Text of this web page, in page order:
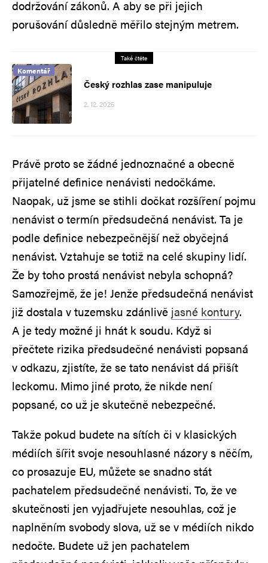
dodržování zákonů. A aby se při jejich
porušování důsledně měřilo stejným metrem.
Také čtěte
Komentář
Český rozhlas zase manipuluje
2. 12. 2025
Právě proto se žádné jednoznačné a obecně
přijatelné definice nenávisti nedočkáme.
Naopak, už jsme se stihli dočkat rozšíření pojmu
nenávist o termín předsudečná nenávist. Ta je
podle definice nebezpečnější než obyčejná
nenávist. Vztahuje se totiž na celé skupiny lidí.
Že by toho prostá nenávist nebyla schopná?
Samozřejmě, že je! Jenže předsudečná nenávist
již dostala v tuzemsku zdánlivě jasné kontury.
A je tedy možné ji hnát k soudu. Když si
přečtete rizika předsudečné nenávisti popsaná
v odkazu, zjistíte, že se tato nenávist dá přišít
leckomu. Mimo jiné proto, že nikde není
popsané, co už je skutečně nebezpečné.
Takže pokud budete na sítích či v klasických
médiích šířit svoje nesouhlasné názory s něčím,
co prosazuje EU, můžete se snadno stát
pachatelem předsudečné nenávisti. To, že ve
skutečnosti jen vyjadřujete nesouhlas, což je
naplněním svobody slova, už se v médiích nikdo
nedočte. Budete už jen pachatelem